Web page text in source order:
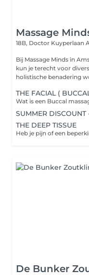
Massage
18B, Doctor Kuyperlaan
Bij Massage Minds in
kun je terecht voor
holistische benadering
THE FACIAL (
SUMMER DISCOUNT
THE DEEP TISSUE
De Bunker